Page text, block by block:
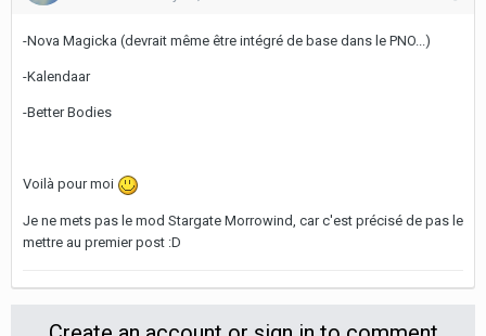
-Nova Magicka (devrait même être intégré de base dans le PNO...)
-Kalendaar
-Better Bodies
Voilà pour moi
Je ne mets pas le mod Stargate Morrowind, car c'est précisé de pas le
mettre au premier post :D